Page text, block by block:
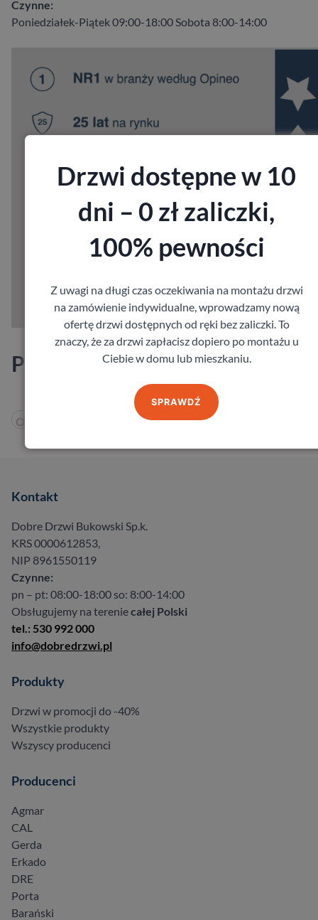
Czynne:
Poniedziałek-Piątek 09:00-18:00 Sobota 8:00-14:00
Producenci
Kontakt
Dobre Drzwi Bukowski Sp.k.
KRS 0000612853,
NIP 8961550119
Czynne:
pn – pt: 08:00-18:00 so: 8:00-14:00
Obsługujemy na tereniecałej Polski
tel.: 530 992 000
info@dobredrzwi.pl
Produkty
Drzwi w promocji do -40%
Wszystkie produkty
Wszyscy producenci
Producenci
Agmar
CAL
Gerda
Erkado
DRE
Porta
Barański
Drzwi dostępne w 10
dni – 0 zł zaliczki,
100% pewności
Z uwagi na długi czas oczekiwania na montażu drzwi
na zamówienie indywidualne, wprowadzamy nową
ofertę drzwi dostępnych od ręki bez zaliczki. To
znaczy, że za drzwi zapłacisz dopiero po montażu u
Ciebie w domu lub mieszkaniu.
SPRAWDŹ